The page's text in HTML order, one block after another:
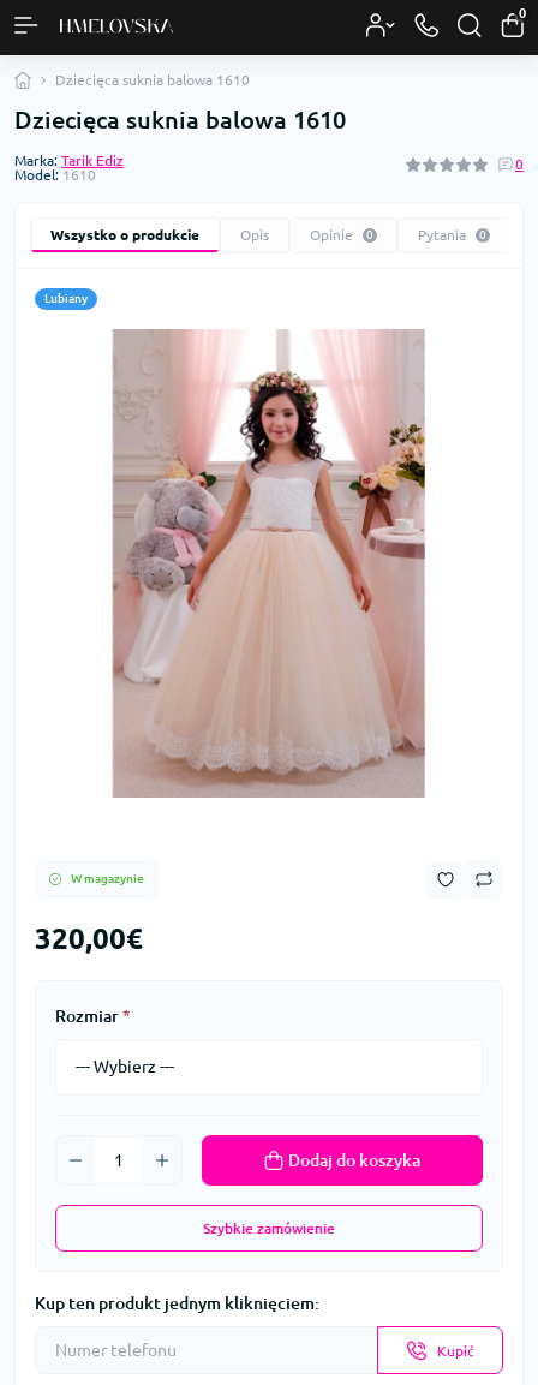
0
Dziecięca suknia balowa 1610
Dziecięca suknia balowa 1610
Marka: Tarik Ediz
Model: 1610
0
Wszystko o produkcie Opis Opinie 0 Pytania 0
Lubiany
W magazynie
320,00€
Rozmiar*
Dodaj do koszyka
Szybkie zamówienie
Kup ten produkt jednym kliknięciem:
Kupić